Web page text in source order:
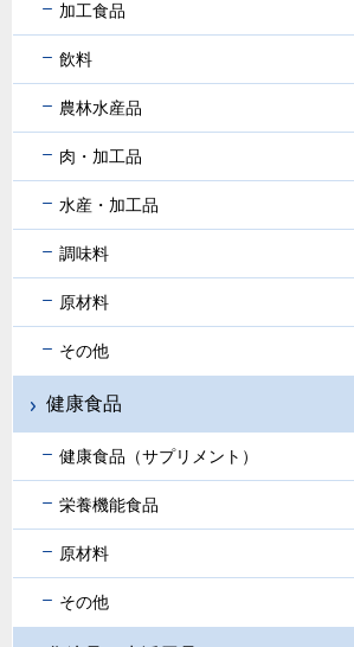
加工食品
飲料
農林水産品
肉・加工品
水産・加工品
調味料
原材料
その他
健康食品
健康食品（サプリメント）
栄養機能食品
原材料
その他